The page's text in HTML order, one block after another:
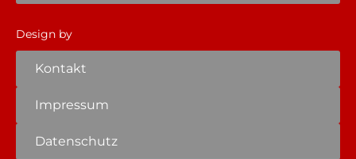
Design by
Kontakt
Impressum
Datenschutz